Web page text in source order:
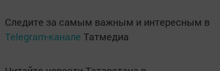
Следите за самым важным и интересным в
Telegram-канале Татмедиа